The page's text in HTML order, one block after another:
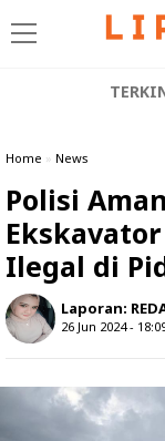
Home » News
Polisi
Ilegal di
Laporan:
26 Jun 2024 -